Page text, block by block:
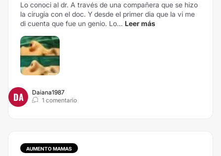
Lo conoci al dr. A través de una compañera que se hizo
la cirugia con el doc. Y desde el primer dia que la vi me
di cuenta que fue un genio. Lo... Leer más
DA
Daiana1987
1 comentario
AUMENTO MAMAS